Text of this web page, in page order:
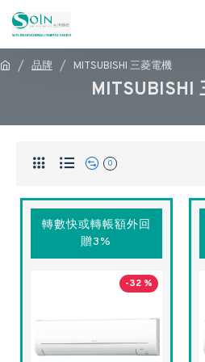
品牌 MITSUBISHI 三菱電機
MITSUBISHI
0
轉數快或轉帳額外回
贈3%
-32 %